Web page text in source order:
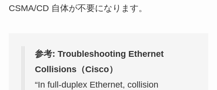
CSMA/CD 自体が不要になります。
参考: Troubleshooting Ethernet
Collisions（Cisco）
“In full-duplex Ethernet, collision